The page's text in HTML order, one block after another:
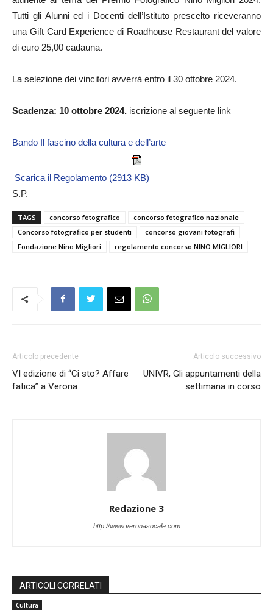
Tutti gli Alunni ed i Docenti dell’Istituto prescelto riceveranno
una Gift Card Experience di Roadhouse Restaurant del valore
di euro 25,00 cadauna.
La selezione dei vincitori avverrà entro il 30 ottobre 2024.
Scadenza: 10 ottobre 2024. iscrizione al seguente link
Bando Il fascino della cultura e dell’arte
Scarica il Regolamento (2913 KB)
S.P.
TAGS concorso fotografico
concorso fotografico nazionale
Concorso fotografico per studenti
concorso giovani fotografi
Fondazione Nino Migliori
regolamento concorso NINO MIGLIORI
Articolo precedente
VI edizione di “Ci sto? Affare
fatica” a Verona
Articolo successivo
UNIVR, Gli appuntamenti della
settimana in corso
Redazione 3
http://www.veronasocale.com
ARTICOLI CORRELATI
Cultura